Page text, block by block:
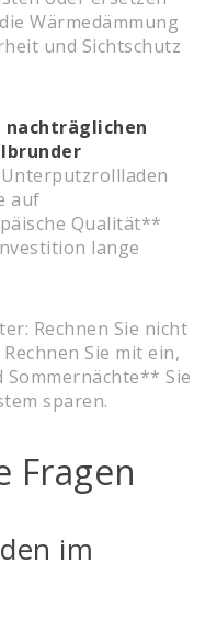
Wärmedämmung
und Sichtschutz
auf
Qualität**
lange
Rechnen Sie nicht
Sie mit ein,
Sie
sparen.
Fragen
im